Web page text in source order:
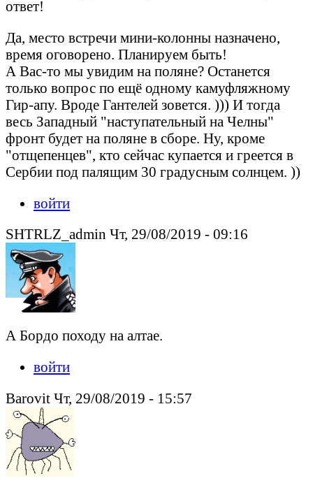
ответ!
Да, место встречи мини-колонны назначено,
время оговорено. Планируем быть!
А Вас-то мы увидим на поляне? Останется
только вопрос по ещё одному камуфляжному
Гир-апу. Вроде Гантелей зовется. ))) И тогда
весь Западный "наступательный на Челны"
фронт будет на поляне в сборе. Ну, кроме
"отщепенцев", кто сейчас купается и греется в
Сербии под палящим 30 градусным солнцем. ))
войти
SHTRLZ_admin Чт, 29/08/2019 - 09:16
А Бордо походу на алтае.
войти
Barovit Чт, 29/08/2019 - 15:57